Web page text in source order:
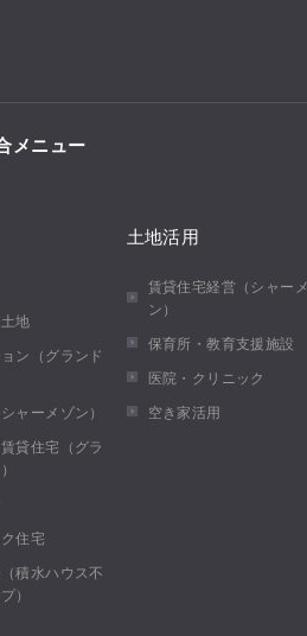
メニュー
地
ン（グランド
ャーメゾン）
貸住宅（グラ
住宅
積水ハウス不
）
土地活用
賃貸住宅経営（シャー
ン）
保育所・教育支援施設
医院・クリニック
空き家活用